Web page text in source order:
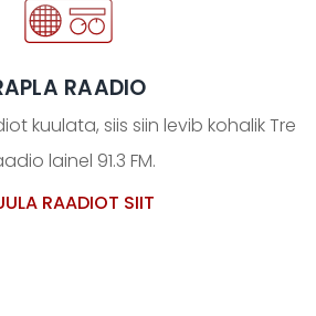
RAADIO
kuulata, siis siin levib kohalik Tre
lainel 91.3 FM.
RAADIOT SIIT